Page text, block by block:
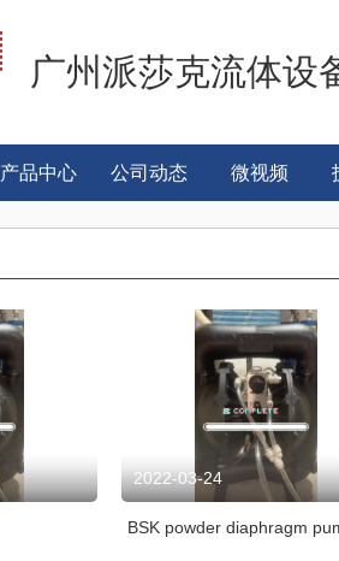
广州派莎克流体设
产品中心 公司动态 微视频
2022-03-24
BSK powder diaphragm